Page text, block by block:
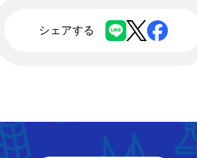
シェアする